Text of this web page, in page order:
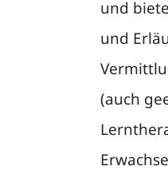
und
und
(auch